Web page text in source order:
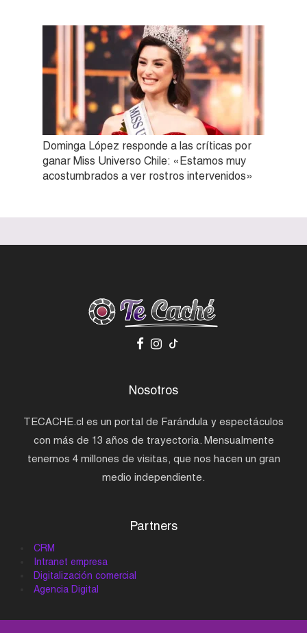
Dominga López responde a las críticas por
ganar Miss Universo Chile: «Estamos muy
acostumbrados a ver rostros intervenidos»
Nosotros
TECACHE.cl es un portal de Farándula y espectáculos
con más de 13 años de trayectoria. Mensualmente
tenemos 4 millones de visitas, que nos hacen un gran
medio independiente.
Partners
CRM
Intranet empresa
Digitalización comercial
Agencia Digital